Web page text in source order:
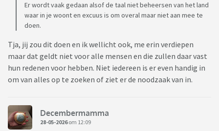
Er wordt vaak gedaan alsof de taal niet beheersen van het land
waar in je woont en excuus is om overal maar niet aan mee te
doen.
Tja, jij zou dit doen en ik wellicht ook, me erin verdiepen
maar dat geldt niet voor alle mensen en die zullen daar vast
hun redenen voor hebben. Niet iedereen is er even handig in
om van alles op te zoeken of ziet er de noodzaak van in.
Decembermamma
28-05-2026om 12:09